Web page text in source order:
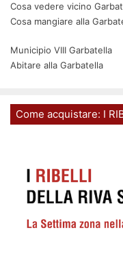
Cosa vedere vicino
Cosa mangiare alla
Municipio VIII Garbatella
Abitare alla Garbatella
Come acquistare: I